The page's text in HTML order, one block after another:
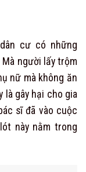
cư có những
người lấy trộm
nữ mà không ăn
là gây hại cho gia
sĩ đã vào cuộc
này nằm trong